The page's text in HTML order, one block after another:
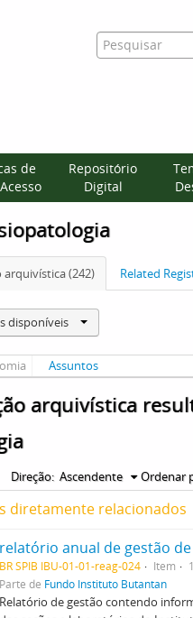
de
Repositório
Digital
arquivística (242) Related
disponíveis
Assuntos
arquivística
Ordenar
Direção: Ascendente
diretamente relacionados
relatório anual de gestão de
BR SPIB IBU-01-01-reag-024 Item
Parte de Fundo Instituto Butantan
Relatório de gestão contendo